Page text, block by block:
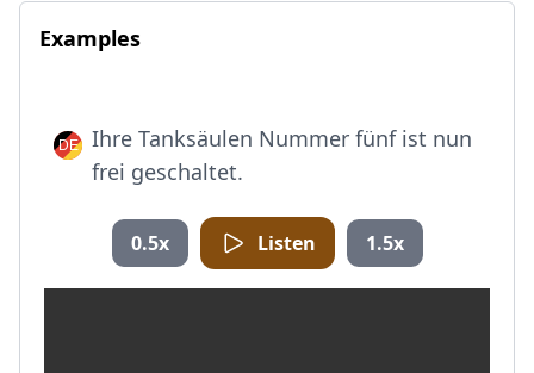
Examples
Ihre Tanksäulen Nummer fünf ist nun
frei geschaltet.
0.5x Listen 1.5x